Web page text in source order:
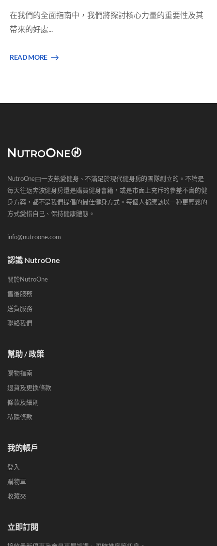
在我們的全面指南中，我們將探討核心力量的重要性及其
帶來的好處...
READ MORE
NutroOne由一支熱愛健身、不滿足於現代健身房的團隊創立的。不論是
每天往返奔波健身房還是購買健身會籍，或是市面上充斥的參差不齊的健
身方案，都不是我們提倡的最佳健身方式。每個人都應該以一種更輕鬆的
方式愛惜自己、保持健康體態。
info@nutroone.com
認識 NutroOne
關於NutroOne
售後服務
送貨服務
聯絡我們
幫助 / 政策
購物指南
退貨及更換條款
條款及細則
私隱條款
我的帳戶
登入
購物車
收藏夾
立即訂閱